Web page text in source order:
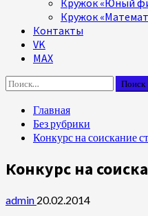
Кружок «Юный
Кружок
Контакты
VK
MAX
Найти:
Главная
Без рубрики
Конкурс на соискание
Конкурс на
admin 20.02.2014